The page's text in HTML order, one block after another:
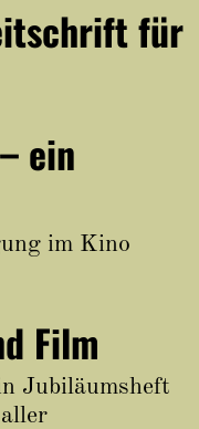
für
ein
im Kino
Film
Jubiläumsheft